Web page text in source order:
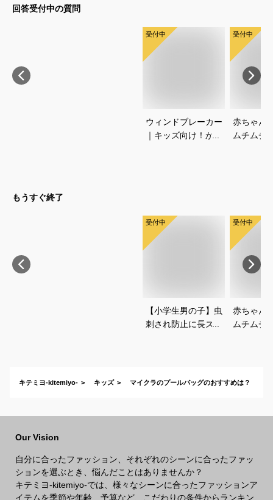
回答受付中の質問
受付中
ウィンドブレーカー
｜キッズ向け！かっ
受付中
赤ちゃん
ムチムチ
もうすぐ終了
受付中
【小学生男の子】虫
刺され防止に長ズボ
受付中
赤ちゃん
ムチムチ
キテミヨ-kitemiyo- キッズ マイクラのプールバッグのおすすめは？
Our Vision
自分に合ったファッション、それぞれのシーンに合ったファッ
ションを選ぶとき、悩んだことはありませんか？
キテミヨ-kitemiyo-では、様々なシーンに合ったファッションア
イテムを季節や年齢、予算など、こだわりの条件からランキン